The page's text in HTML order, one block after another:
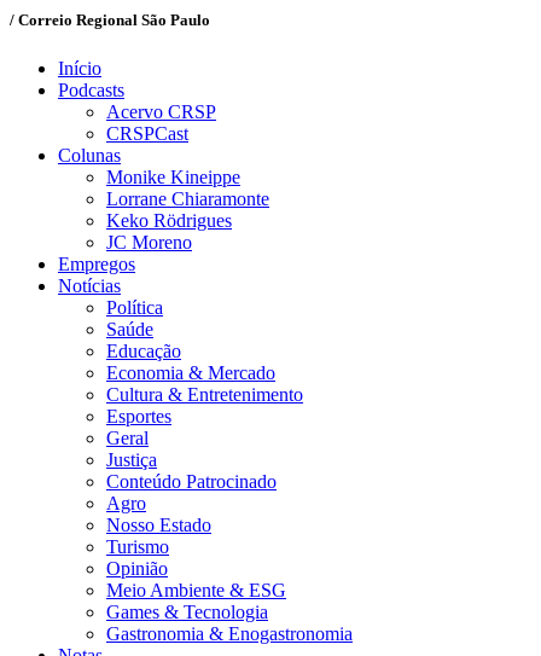
/ Correio Regional São Paulo
Início
Podcasts
Acervo CRSP
CRSPCast
Colunas
Monike Kineippe
Lorrane Chiaramonte
Keko Rödrigues
JC Moreno
Empregos
Notícias
Política
Saúde
Educação
Economia & Mercado
Cultura & Entretenimento
Esportes
Geral
Justiça
Conteúdo Patrocinado
Agro
Nosso Estado
Turismo
Opinião
Meio Ambiente & ESG
Games & Tecnologia
Gastronomia & Enogastronomia